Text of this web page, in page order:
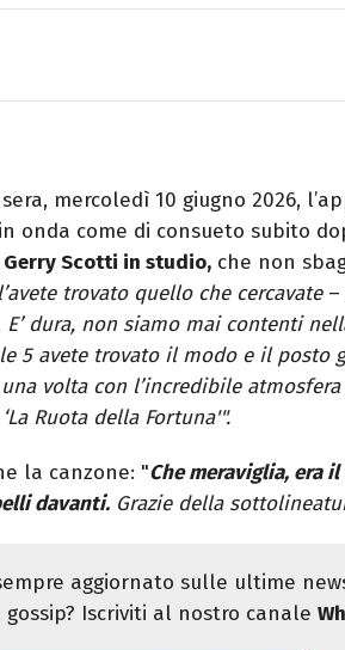
dei Media, amo il
sempre le ultime tendenze.
mercoledì 10 giugno 2026,
onda come di consueto subito
Scotti in studio, che non
trovato quello che cercavate–
E’ dura, non siamo mai contenti
5 avete trovato il modo e il posto
volta con l’incredibile
Ruota della Fortuna'".
la canzone: "Che meraviglia, era
davanti. Grazie della
aggiornato sulle ultime
gossip? Iscriviti al nostro canale